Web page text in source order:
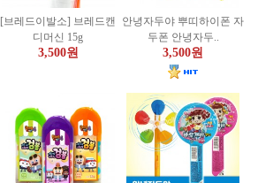
[브레드이발소] 브레드캔
디머신 15g
3,500원
안녕자두야 뿌띠하이폰 자
두폰 안녕자두..
3,500원